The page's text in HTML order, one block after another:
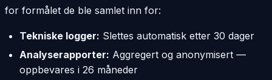
for formålet de ble samlet inn for:
Tekniske logger: Slettes automatisk etter 30 dager
Analyserapporter: Aggregert og anonymisert —
oppbevares i 26 måneder